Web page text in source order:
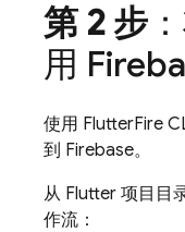
第 2 步
用
使用 FlutterFire
到 Firebase。
从 Flutter 项目目
作流：